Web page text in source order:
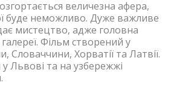
величезна афера,
буде неможливо. Дуже важливе
мистецтво, адже головна
Фільм створений у
Словаччини, Хорватії та Латвії.
Львові та на узбережжі